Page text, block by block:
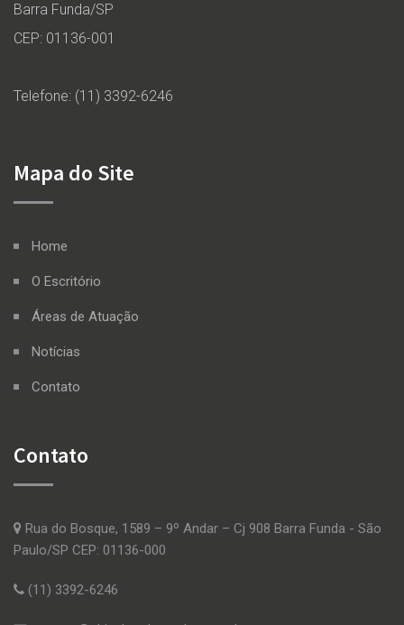
Barra Funda/SP
CEP: 01136-001
Telefone: (11) 3392-6246
Mapa do Site
Home
O Escritório
Áreas de Atuação
Notícias
Contato
Contato
Rua do Bosque, 1589 – 9º Andar – Cj 908 Barra Funda - São
Paulo/SP CEP: 01136-000
(11) 3392-6246